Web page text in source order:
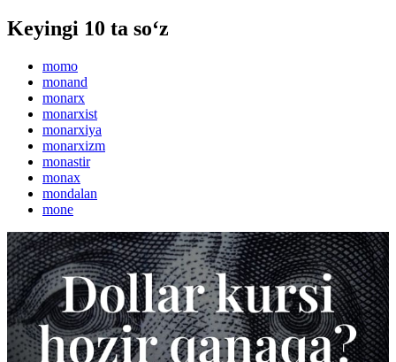
Keyingi 10 ta so‘z
momo
monand
monarx
monarxist
monarxiya
monarxizm
monastir
monax
mondalan
mone